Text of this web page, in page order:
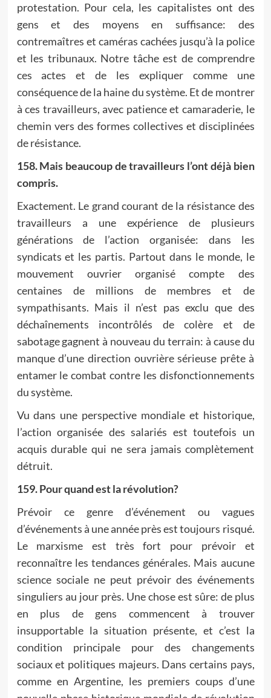
protestation. Pour cela, les capitalistes ont des
gens et des moyens en suffisance: des
contremaîtres et caméras cachées jusqu’à la police
et les tribunaux. Notre tâche est de comprendre
ces actes et de les expliquer comme une
conséquence de la haine du système. Et de montrer
à ces travailleurs, avec patience et camaraderie, le
chemin vers des formes collectives et disciplinées
de résistance.
158. Mais beaucoup de travailleurs l’ont déjà bien
compris.
Exactement. Le grand courant de la résistance des
travailleurs a une expérience de plusieurs
générations de l’action organisée: dans les
syndicats et les partis. Partout dans le monde, le
mouvement ouvrier organisé compte des
centaines de millions de membres et de
sympathisants. Mais il n’est pas exclu que des
déchaînements incontrôlés de colère et de
sabotage gagnent à nouveau du terrain: à cause du
manque d’une direction ouvrière sérieuse prête à
entamer le combat contre les disfonctionnements
du système.
Vu dans une perspective mondiale et historique,
l’action organisée des salariés est toutefois un
acquis durable qui ne sera jamais complètement
détruit.
159. Pour quand est la révolution?
Prévoir ce genre d’événement ou vagues
d’événements à une année près est toujours risqué.
Le marxisme est très fort pour prévoir et
reconnaître les tendances générales. Mais aucune
science sociale ne peut prévoir des événements
singuliers au jour près. Une chose est sûre: de plus
en plus de gens commencent à trouver
insupportable la situation présente, et c’est la
condition principale pour des changements
sociaux et politiques majeurs. Dans certains pays,
comme en Argentine, les premiers coups d’une